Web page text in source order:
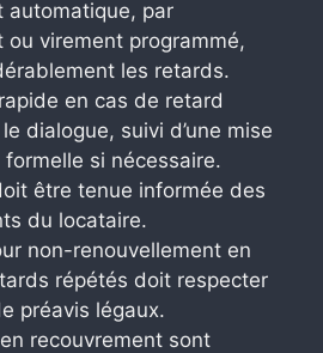
automatique, par
ou virement programmé,
les retards.
en cas de retard
le dialogue, suivi d’une mise
si nécessaire.
être tenue informée des
du locataire.
non-renouvellement en
répétés doit respecter
préavis légaux.
recouvrement sont